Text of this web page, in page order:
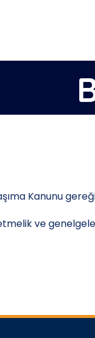
Kanunu
ve